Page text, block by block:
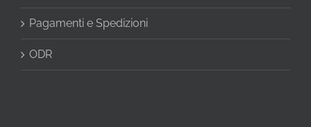
Pagamenti e Spedizioni
ODR